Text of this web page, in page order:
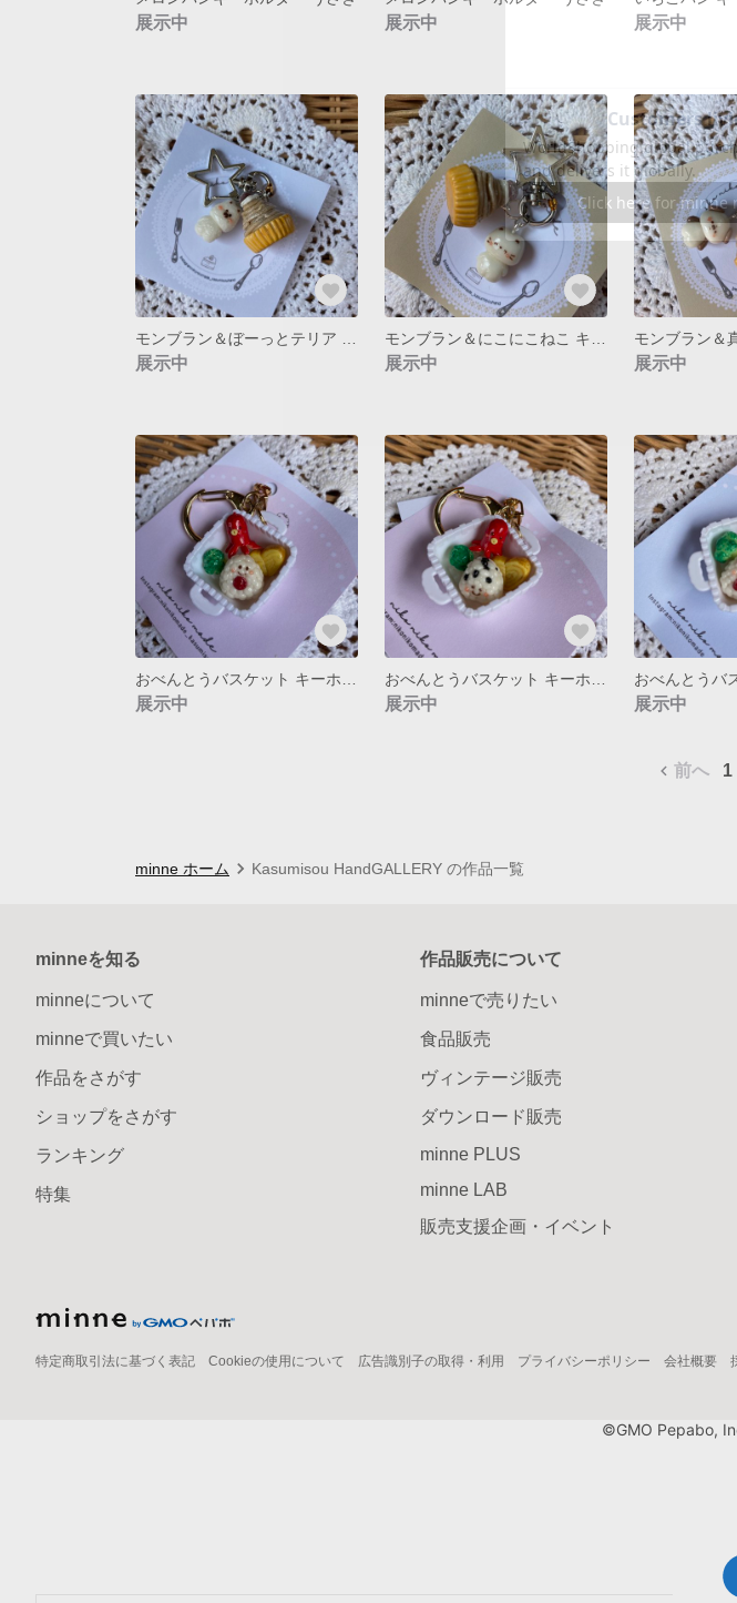
展示中 展示中 展示中
展示中 展示中 展示中
展示中 展示中 展示中
前へ 1
minne ホーム Kasumisou HandGALLERY の作品一覧
minneを知る
minneについて
minneで買いたい
作品をさがす
ショップをさがす
ランキング
特集
作品販売について
minneで売りたい
食品販売
ヴィンテージ販売
ダウンロード販売
minne PLUS
minne LAB
販売支援企画・イベント
特定商取引法に基づく表記 Cookieの使用について 広告識別子の取得・利用 プライバシーポリシー 会社概要
©GMO Pepabo,